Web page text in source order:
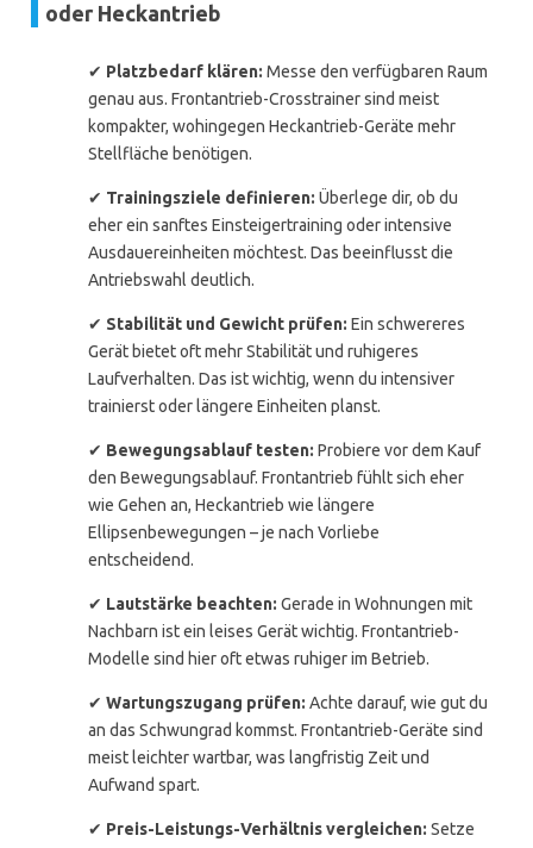
oder Heckantrieb
✔ Platzbedarf klären: Messe den verfügbaren Raum
genau aus. Frontantrieb-Crosstrainer sind meist
kompakter, wohingegen Heckantrieb-Geräte mehr
Stellfläche benötigen.
✔ Trainingsziele definieren: Überlege dir, ob du
eher ein sanftes Einsteigertraining oder intensive
Ausdauereinheiten möchtest. Das beeinflusst die
Antriebswahl deutlich.
✔ Stabilität und Gewicht prüfen: Ein schwereres
Gerät bietet oft mehr Stabilität und ruhigeres
Laufverhalten. Das ist wichtig, wenn du intensiver
trainierst oder längere Einheiten planst.
✔ Bewegungsablauf testen: Probiere vor dem Kauf
den Bewegungsablauf. Frontantrieb fühlt sich eher
wie Gehen an, Heckantrieb wie längere
Ellipsenbewegungen – je nach Vorliebe
entscheidend.
✔ Lautstärke beachten: Gerade in Wohnungen mit
Nachbarn ist ein leises Gerät wichtig. Frontantrieb-
Modelle sind hier oft etwas ruhiger im Betrieb.
✔ Wartungszugang prüfen: Achte darauf, wie gut du
an das Schwungrad kommst. Frontantrieb-Geräte sind
meist leichter wartbar, was langfristig Zeit und
Aufwand spart.
✔ Preis-Leistungs-Verhältnis vergleichen: Setze